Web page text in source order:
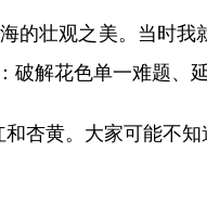
壮观之美。当时我
解花色单一难题、
黄。大家可能不知